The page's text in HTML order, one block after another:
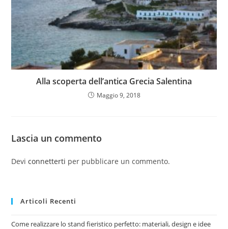
Alla scoperta dell’antica Grecia Salentina
Maggio 9, 2018
Lascia un commento
Deviconnetterti per pubblicare un commento.
Articoli Recenti
Come realizzare lo stand fieristico perfetto: materiali, design e idee